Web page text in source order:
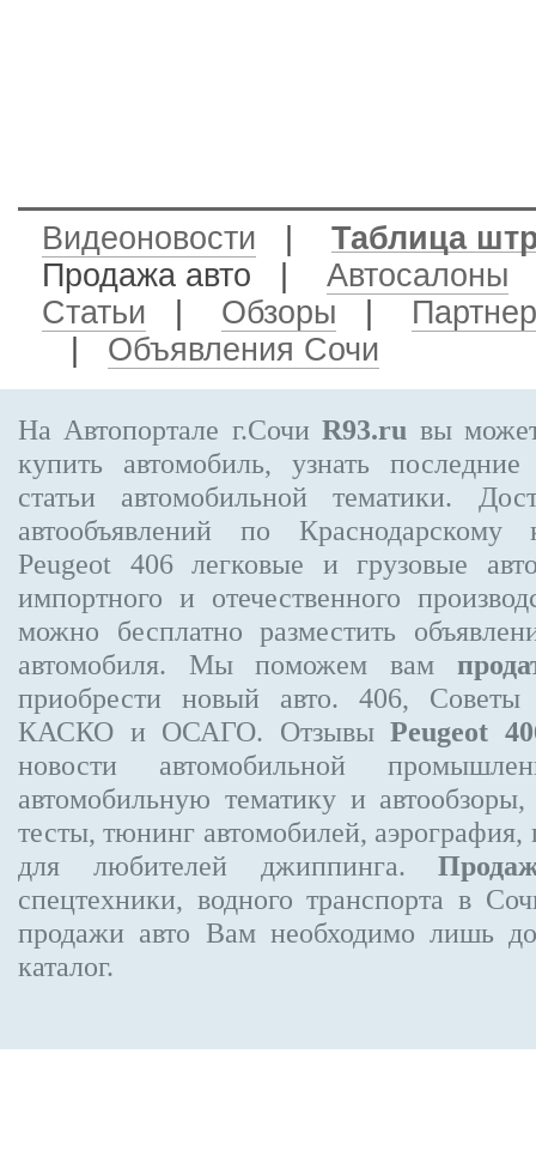
Видеоновости
Таблица
Продажа авто
Автосалоны
Статьи
Обзоры
Объявления Сочи
На Автопортале г.СочиR93.ru вы
купить автомобиль, узнать
статьи автомобильной тематики.
автообъявлений по
Peugeot 406легковые и грузовые
импортного и отечественного
можно бесплатно разместить
автомобиля. Мы поможем вам
приобрести новый авто. 406, Советы
КАСКО и ОСАГО. ОтзывыPeugeot
новости автомобильной
автомобильную тематику и
тесты, тюнинг автомобилей,
для любителей джиппинга.
спецтехники, водного транспорта в
продажи авто Вам необходимо лишь
каталог.